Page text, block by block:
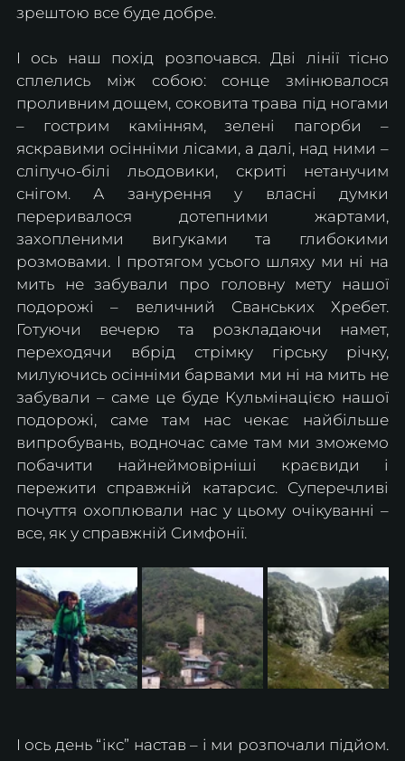
зрештою все буде добре.
І ось наш похід розпочався. Дві лінії тісно
сплелись між собою: сонце змінювалося
проливним дощем, соковита трава під ногами
– гострим камінням, зелені пагорби –
яскравими осінніми лісами, а далі, над ними –
сліпучо-білі льодовики, скриті нетанучим
снігом. А занурення у власні думки
переривалося дотепними жартами,
захопленими вигуками та глибокими
розмовами. І протягом усього шляху ми ні на
мить не забували про головну мету нашої
подорожі – величний Сванських Хребет.
Готуючи вечерю та розкладаючи намет,
переходячи вбрід стрімку гірську річку,
милуючись осінніми барвами ми ні на мить не
забували – саме це буде Кульмінацією нашої
подорожі, саме там нас чекає найбільше
випробувань, водночас саме там ми зможемо
побачити найнеймовірніші краєвиди і
пережити справжній катарсис. Суперечливі
почуття охоплювали нас у цьому очікуванні –
все, як у справжній Симфонії.
І ось день “ікс” настав – і ми розпочали підйом.